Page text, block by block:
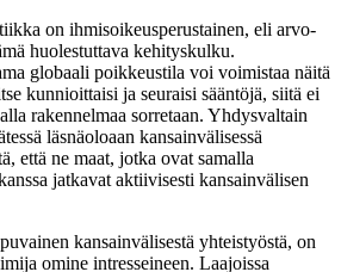
on ihmisoikeusperustainen, eli arvo-
huolestuttava kehityskulku.
globaali poikkeustila voi voimistaa näitä
kunnioittaisi ja seuraisi sääntöjä, siitä ei
rakennelmaa sorretaan. Yhdysvaltain
läsnäoloaan kansainvälisessä
että ne maat, jotka ovat samalla
jatkavat aktiivisesti kansainvälisen
kansainvälisestä yhteistyöstä, on
omine intresseineen. Laajoissa